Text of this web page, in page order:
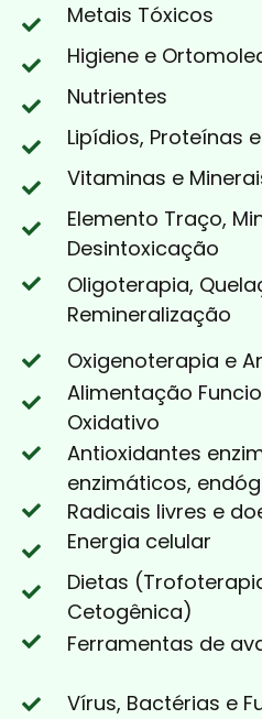
Metais Tóxicos
Higiene e
Nutrientes
Lipídios, Proteínas
Vitaminas e
Elemento Traço,
Desintoxicação
Oligoterapia,
Remineralização
Oxigenoterapia e
Alimentação
Oxidativo
Antioxidantes
enzimáticos,
Radicais livres e
Energia celular
Dietas
Cetogênica)
Ferramentas de
Vírus, Bactérias e